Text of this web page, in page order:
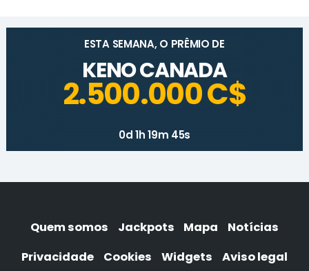
ESTA SEMANA, O PRÊMIO DE
KENO CANADA
2.500.000 C$
0d 1h 19m 45s
Quem somos Jackpots Mapa
Notícias
Privacidade
Cookies Widgets
Aviso legal